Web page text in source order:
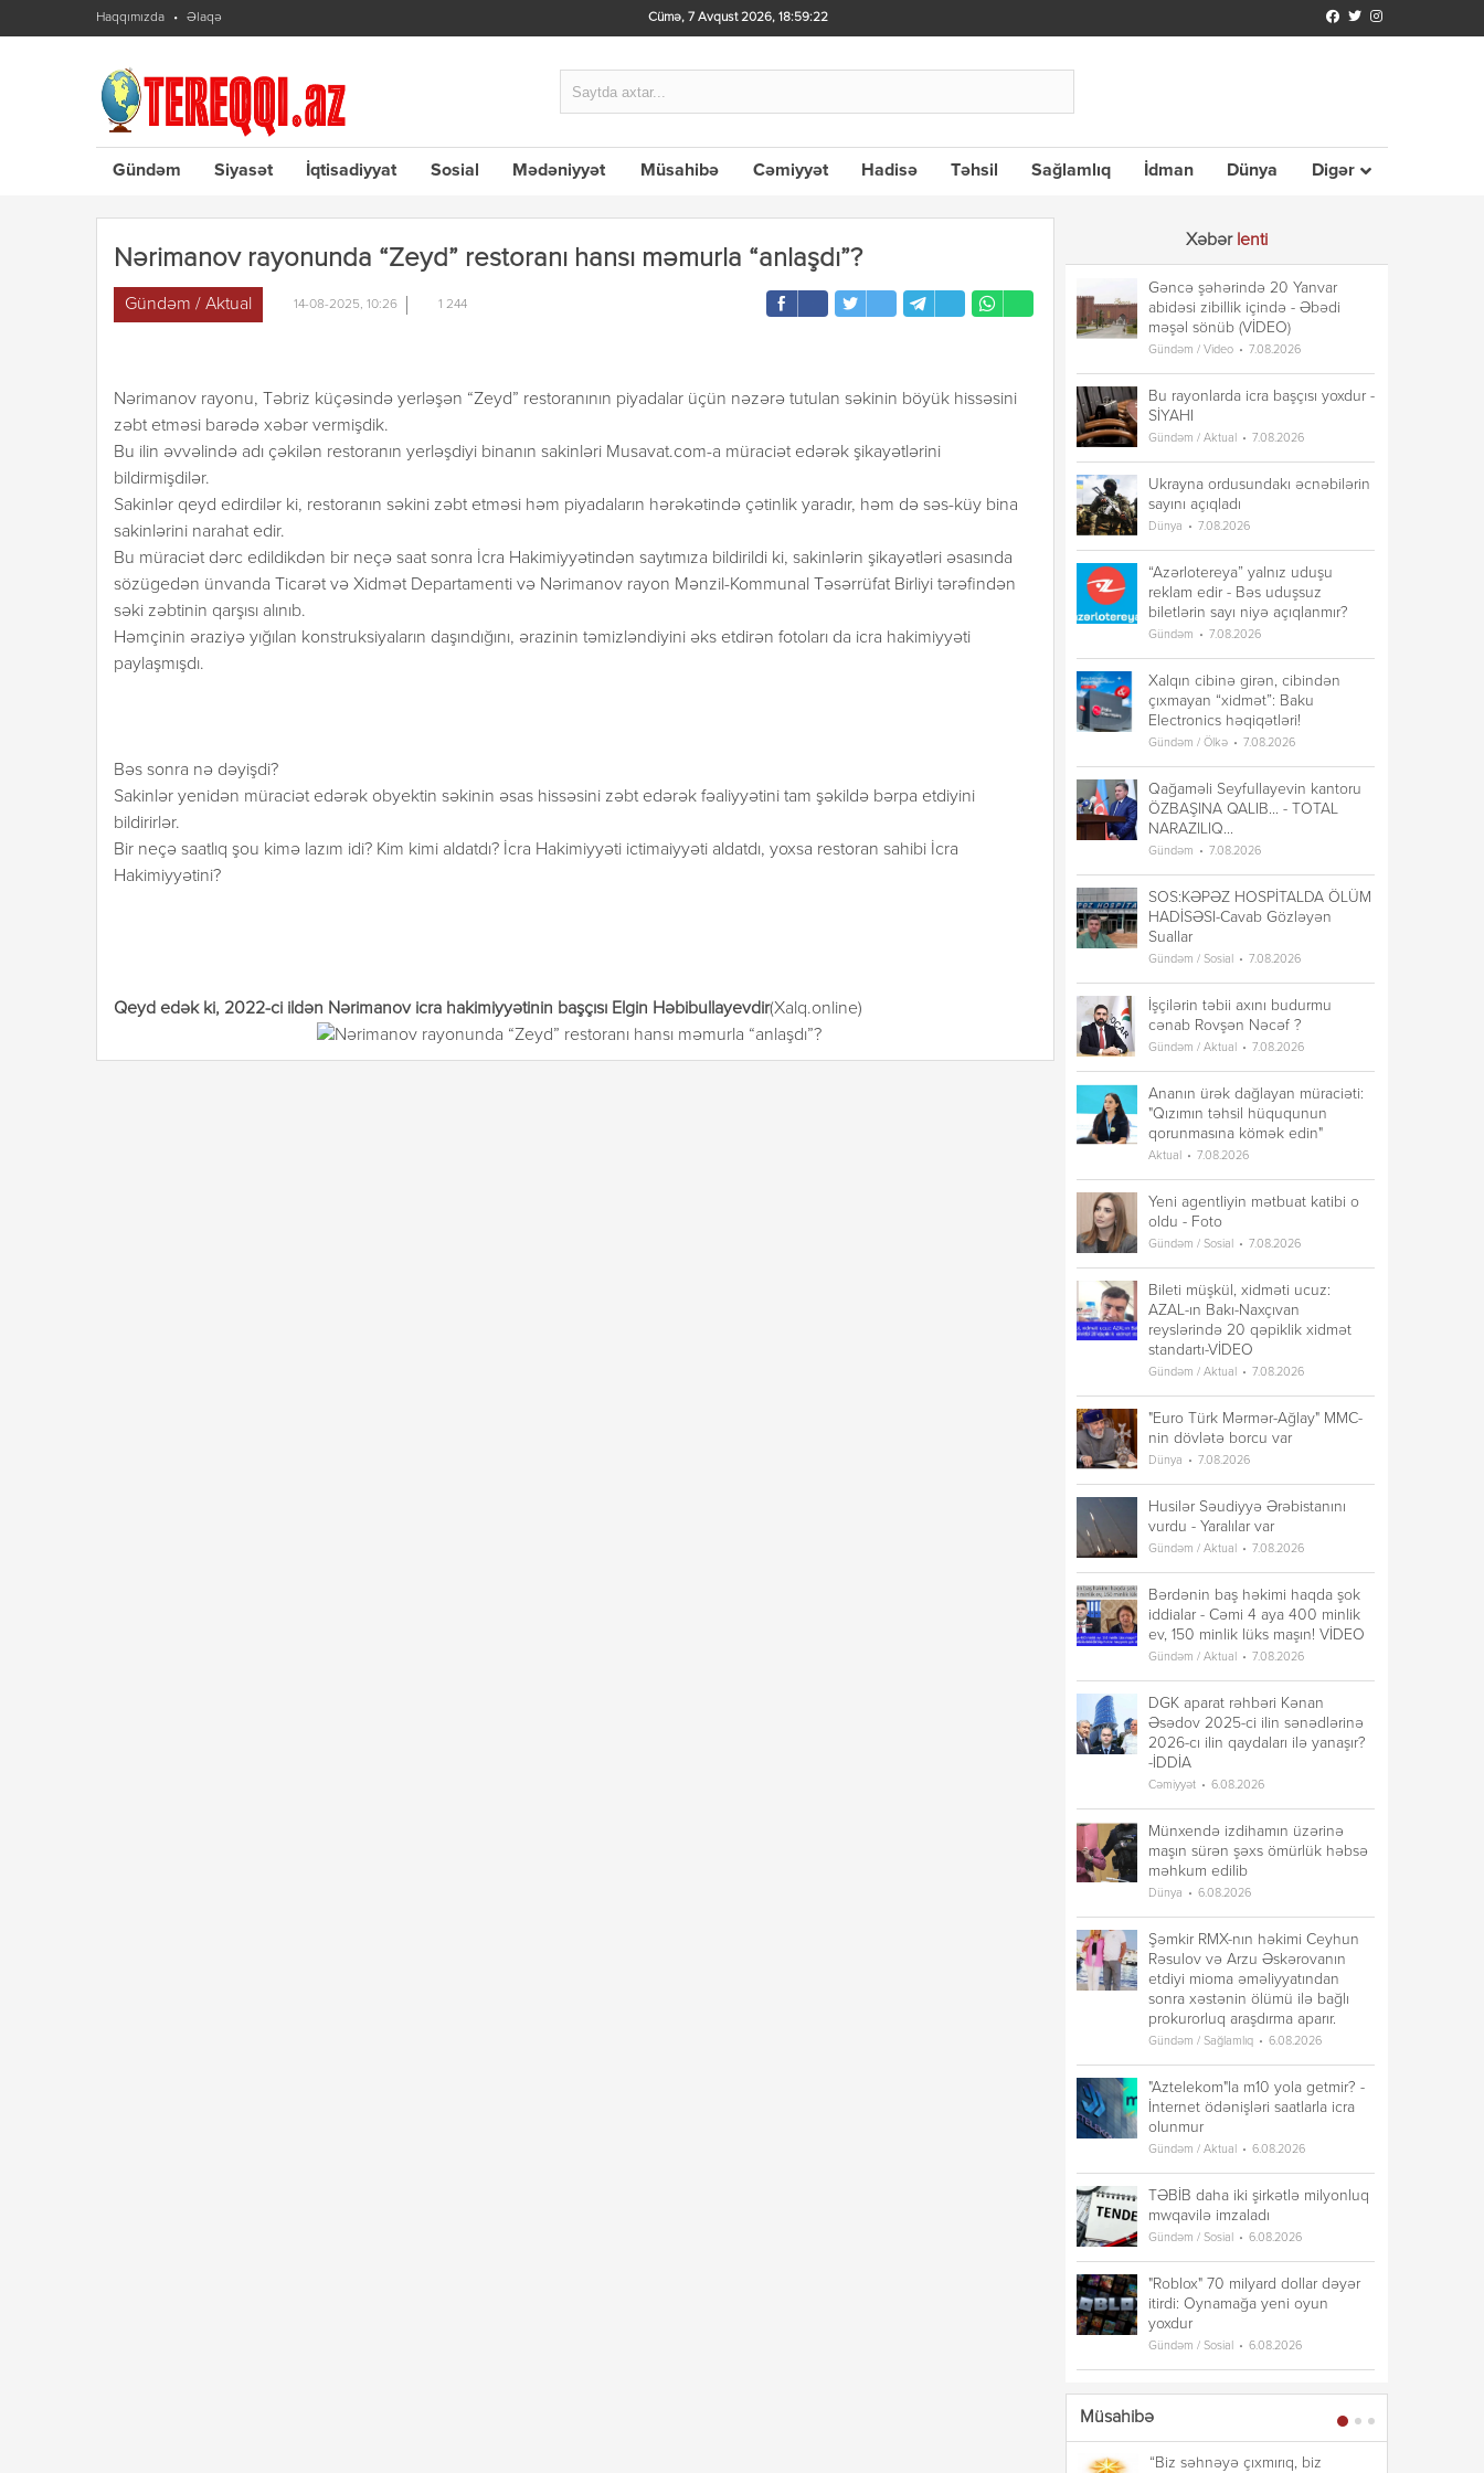
Haqqımızda Əlaqə Cümə, 7 Avqust 2026,18:59:23
Gündəm Siyasət İqtisadiyyat Sosial Mədəniyyət Müsahibə Cəmiyyət Hadisə Təhsil Sağlamlıq İdman Dünya Digər
Nərimanov rayonunda “Zeyd” restoranı hansı məmurla “anlaşdı”?
Gündəm / Aktual 14-08-2025, 10:26 1 244
Nərimanov rayonu, Təbriz küçəsində yerləşən “Zeyd” restoranının piyadalar üçün nəzərə tutulan səkinin böyük hissəsini
zəbt etməsi barədə xəbər vermişdik.
Bu ilin əvvəlində adı çəkilən restoranın yerləşdiyi binanın sakinləri Musavat.com-a müraciət edərək şikayətlərini
bildirmişdilər.
Sakinlər qeyd edirdilər ki, restoranın səkini zəbt etməsi həm piyadaların hərəkətində çətinlik yaradır, həm də səs-küy bina
sakinlərini narahat edir.
Bu müraciət dərc edildikdən bir neçə saat sonra İcra Hakimiyyətindən saytımıza bildirildi ki, sakinlərin şikayətləri əsasında
sözügedən ünvanda Ticarət və Xidmət Departamenti və Nərimanov rayon Mənzil-Kommunal Təsərrüfat Birliyi tərəfindən
səki zəbtinin qarşısı alınıb.
Həmçinin əraziyə yığılan konstruksiyaların daşındığını, ərazinin təmizləndiyini əks etdirən fotoları da icra hakimiyyəti
paylaşmışdı.
Bəs sonra nə dəyişdi?
Sakinlər yenidən müraciət edərək obyektin səkinin əsas hissəsini zəbt edərək fəaliyyətini tam şəkildə bərpa etdiyini
bildirirlər.
Bir neçə saatlıq şou kimə lazım idi? Kim kimi aldatdı? İcra Hakimiyyəti ictimaiyyəti aldatdı, yoxsa restoran sahibi İcra
Hakimiyyətini?
Qeyd edək ki, 2022-ci ildən Nərimanov icra hakimiyyətinin başçısı Elgin Həbibullayevdir(Xalq.online)
Xəbər lenti
Gəncə şəhərində 20 Yanvar
abidəsi zibillik içində - Əbədi
məşəl sönüb (VİDEO)
Gündəm / Video 7.08.2026
Bu rayonlarda icra başçısı yoxdur -
SİYAHI
Gündəm / Aktual 7.08.2026
Ukrayna ordusundakı əcnəbilərin
sayını açıqladı
Dünya 7.08.2026
“Azərlotereya” yalnız uduşu
reklam edir - Bəs uduşsuz
biletlərin sayı niyə açıqlanmır?
Gündəm 7.08.2026
Xalqın cibinə girən, cibindən
çıxmayan “xidmət”: Baku
Electronics həqiqətləri!
Gündəm / Ölkə 7.08.2026
Qağaməli Seyfullayevin kantoru
ÖZBAŞINA QALIB... - TOTAL
NARAZILIQ...
Gündəm 7.08.2026
SOS:KƏPƏZ HOSPİTALDA ÖLÜM
HADİSƏSI-Cavab Gözləyən
Suallar
Gündəm / Sosial 7.08.2026
İşçilərin təbii axını budurmu
cənab Rovşən Nəcəf ?
Gündəm / Aktual 7.08.2026
Ananın ürək dağlayan müraciəti:
"Qızımın təhsil hüququnun
qorunmasına kömək edin"
Aktual 7.08.2026
Yeni agentliyin mətbuat katibi o
oldu - Foto
Gündəm / Sosial 7.08.2026
Bileti müşkül, xidməti ucuz:
AZAL-ın Bakı-Naxçıvan
reyslərində 20 qəpiklik xidmət
standartı-VİDEO
Gündəm / Aktual 7.08.2026
"Euro Türk Mərmər-Ağlay" MMC-
nin dövlətə borcu var
Dünya 7.08.2026
Husilər Səudiyyə Ərəbistanını
vurdu - Yaralılar var
Gündəm / Aktual 7.08.2026
Bərdənin baş həkimi haqda şok
iddialar - Cəmi 4 aya 400 minlik
ev, 150 minlik lüks maşın! VİDEO
Gündəm / Aktual 7.08.2026
DGK aparat rəhbəri Kənan
Əsədov 2025-ci ilin sənədlərinə
2026-cı ilin qaydaları ilə yanaşır?
-İDDİA
Cəmiyyət 6.08.2026
Münxendə izdihamın üzərinə
maşın sürən şəxs ömürlük həbsə
məhkum edilib
Dünya 6.08.2026
Şəmkir RMX-nın həkimi Ceyhun
Rəsulov və Arzu Əskərovanın
etdiyi mioma əməliyyatından
sonra xəstənin ölümü ilə bağlı
prokurorluq araşdırma aparır.
Gündəm / Sağlamlıq 6.08.2026
"Aztelekom"la m10 yola getmir? -
İnternet ödənişləri saatlarla icra
olunmur
Gündəm / Aktual 6.08.2026
TƏBİB daha iki şirkətlə milyonluq
mwqavilə imzaladı
Gündəm / Sosial 6.08.2026
"Roblox" 70 milyard dollar dəyər
itirdi: Oynamağa yeni oyun
yoxdur
Gündəm / Sosial 6.08.2026
Müsahibə
“Biz səhnəyə çıxmırıq, biz